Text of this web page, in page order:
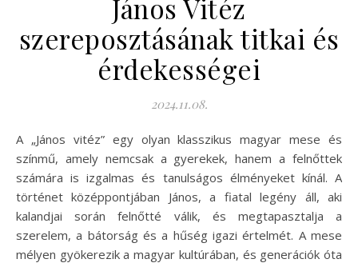
János Vitéz
szereposztásának titkai és
érdekességei
2024.11.08.
A „János vitéz” egy olyan klasszikus magyar mese és
színmű, amely nemcsak a gyerekek, hanem a felnőttek
számára is izgalmas és tanulságos élményeket kínál. A
történet középpontjában János, a fiatal legény áll, aki
kalandjai során felnőtté válik, és megtapasztalja a
szerelem, a bátorság és a hűség igazi értelmét. A mese
mélyen gyökerezik a magyar kultúrában, és generációk óta